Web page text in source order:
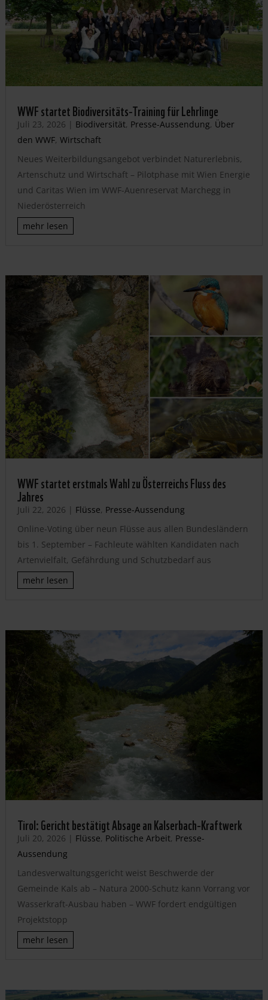
WWF startet Biodiversitäts-Training für Lehrlinge
Juli 23, 2026 | Biodiversität, Presse-Aussendung, Über
den WWF, Wirtschaft
Neues Weiterbildungsangebot verbindet Naturerlebnis,
Artenschutz und Wirtschaft – Pilotphase mit Wien Energie
und Caritas Wien im WWF-Auenreservat Marchegg in
Niederösterreich
mehr lesen
WWF startet erstmals Wahl zu Österreichs Fluss des
Jahres
Juli 22, 2026 | Flüsse, Presse-Aussendung
Online-Voting über neun Flüsse aus allen Bundesländern
bis 1. September – Fachleute wählten Kandidaten nach
Artenvielfalt, Gefährdung und Schutzbedarf aus
mehr lesen
Tirol: Gericht bestätigt Absage an Kalserbach-Kraftwerk
Juli 20, 2026 | Flüsse, Politische Arbeit, Presse-
Aussendung
Landesverwaltungsgericht weist Beschwerde der
Gemeinde Kals ab – Natura 2000-Schutz kann Vorrang vor
Wasserkraft-Ausbau haben – WWF fordert endgültigen
Projektstopp
mehr lesen